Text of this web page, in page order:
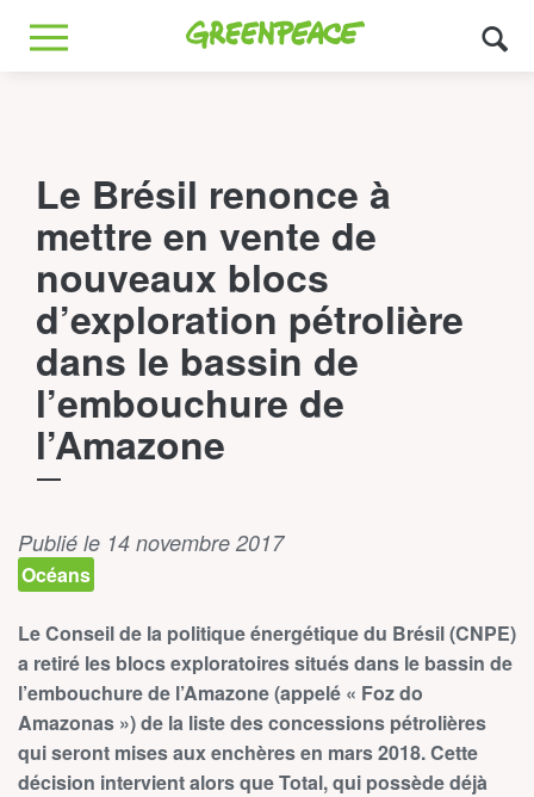
Greenpeace
MENU
Le Brésil renonce à
mettre en vente de
nouveaux blocs
d’exploration pétrolière
dans le bassin de
l’embouchure de
l’Amazone
Publié le 14 novembre 2017
Océans
Le Conseil de la politique énergétique du Brésil (CNPE)
a retiré les blocs exploratoires situés dans le bassin de
l’embouchure de l’Amazone (appelé « Foz do
Amazonas ») de la liste des concessions pétrolières
qui seront mises aux enchères en mars 2018. Cette
décision intervient alors que Total, qui possède déjà